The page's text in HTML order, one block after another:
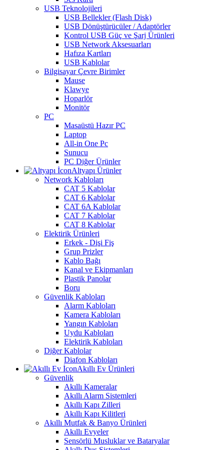
USB Teknolojileri
USB Bellekler (Flash Disk)
USB Dönüştürücüler / Adaptörler
Kontrol USB Güç ve Şarj Ürünleri
USB Network Aksesuarları
Hafıza Kartları
USB Kablolar
Bilgisayar Çevre Birimler
Mause
Klawye
Hoparlör
Monitör
PC
Masaüstü Hazır PC
Laptop
All-in One Pc
Sunucu
PC Diğer Ürünler
Altyapı Ürünler
Network Kabloları
CAT 5 Kablolar
CAT 6 Kablolar
CAT 6A Kablolar
CAT 7 Kablolar
CAT 8 Kablolar
Elektirik Ürünleri
Erkek - Dişi Fiş
Grup Prizler
Kablo Bağı
Kanal ve Ekipmanları
Plastik Panolar
Boru
Güvenlik Kabloları
Alarm Kabloları
Kamera Kabloları
Yangın Kabloları
Uydu Kabloları
Elektirik Kabloları
Diğer Kablolar
Diafon Kabloları
Akıllı Ev Ürünleri
Güvenlik
Akıllı Kameralar
Akıllı Alarm Sistemleri
Akıllı Kapı Zilleri
Akıllı Kapı Kilitleri
Akıllı Mutfak & Banyo Ürünleri
Akıllı Evyeler
Sensörlü Musluklar ve Bataryalar